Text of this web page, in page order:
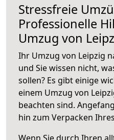
Stressfreie
Professionelle
Umzug von
Ihr Umzug von Leipzig
und Sie wissen nicht,
sollen? Es gibt einige
einem Umzug von
beachten sind.
hin zum Verpacken